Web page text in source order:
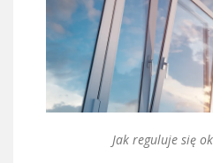
Jak reguluje się